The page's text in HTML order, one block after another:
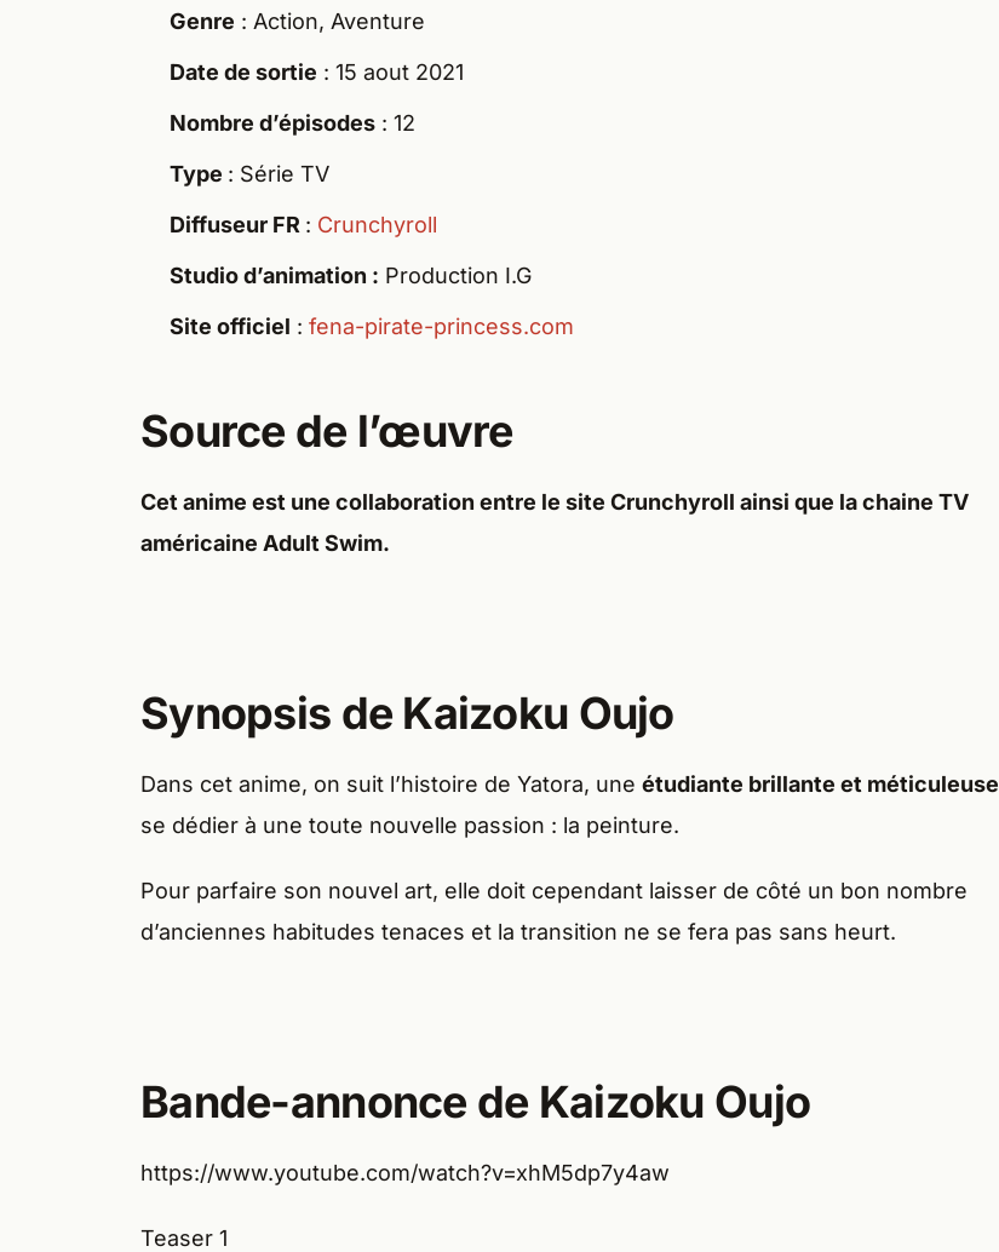
Genre : Action, Aventure
Date de sortie : 15 aout 2021
Nombre d’épisodes : 12
Type : Série TV
Diffuseur FR : Crunchyroll
Studio d’animation : Production I.G
Site officiel : fena-pirate-princess.com
Source de l’œuvre
Cet anime est une collaboration entre le site Crunchyroll ainsi que la chaine TV
américaine Adult Swim.
Synopsis de Kaizoku Oujo
Dans cet anime, on suit l’histoire de Yatora, une étudiante brillante et méticuleuse
se dédier à une toute nouvelle passion : la peinture.
Pour parfaire son nouvel art, elle doit cependant laisser de côté un bon nombre
d’anciennes habitudes tenaces et la transition ne se fera pas sans heurt.
Bande-annonce de Kaizoku Oujo
https://www.youtube.com/watch?v=xhM5dp7y4aw
Teaser 1